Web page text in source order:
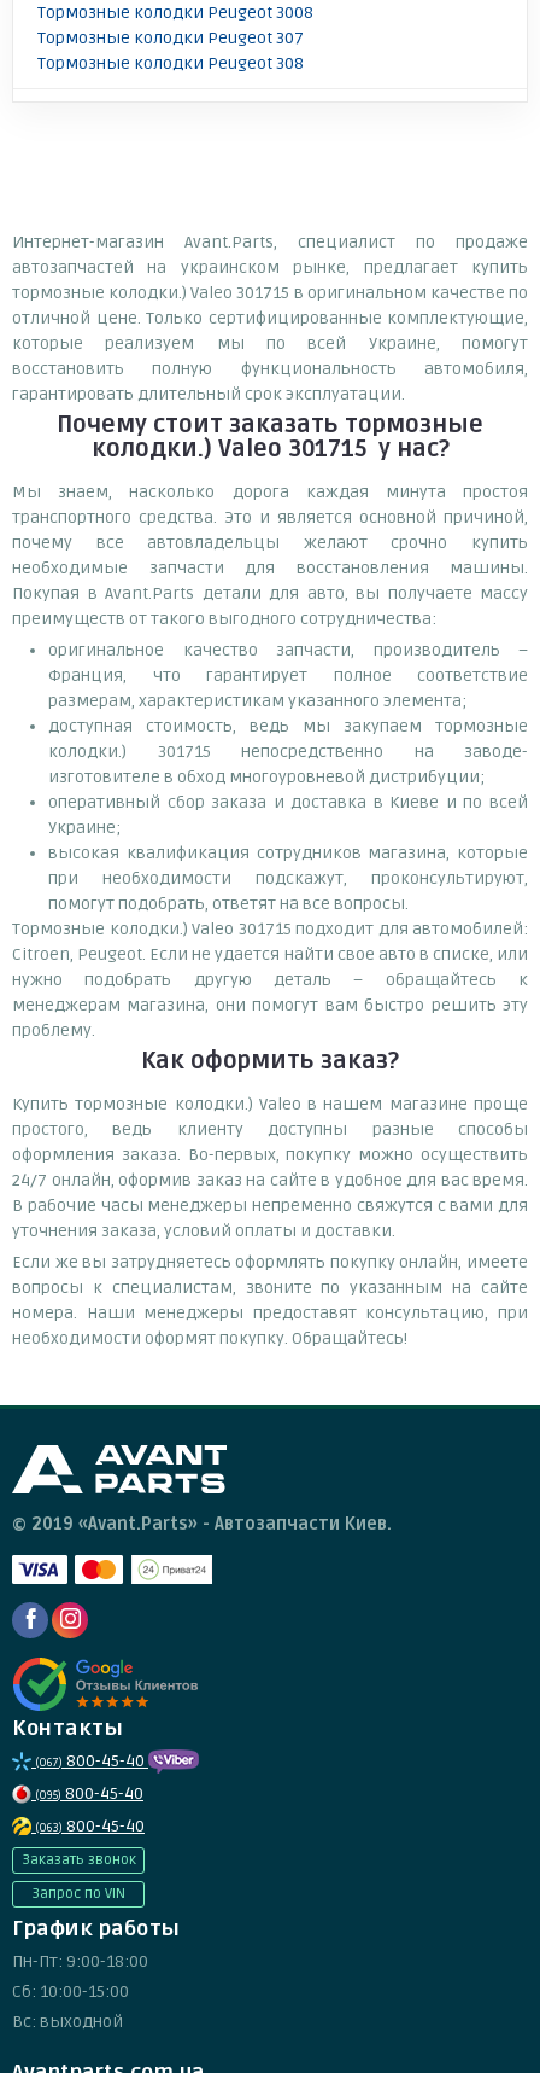
Тормозные колодки Peugeot 3008
Тормозные колодки Peugeot 307
Тормозные колодки Peugeot 308
Интернет-магазин Avant.Parts, специалист по продаже
автозапчастей на украинском рынке, предлагает купить
тормозные колодки.) Valeo 301715 в оригинальном качестве по
отличной цене. Только сертифицированные комплектующие,
которые реализуем мы по всей Украине, помогут
восстановить полную функциональность автомобиля,
гарантировать длительный срок эксплуатации.
Почему стоит заказать тормозные
колодки.) Valeo 301715 у нас?
Мы знаем, насколько дорога каждая минута простоя
транспортного средства. Это и является основной причиной,
почему все автовладельцы желают срочно купить
необходимые запчасти для восстановления машины.
Покупая в Avant.Parts детали для авто, вы получаете массу
преимуществ от такого выгодного сотрудничества:
оригинальное качество запчасти, производитель –
Франция, что гарантирует полное соответствие
размерам, характеристикам указанного элемента;
доступная стоимость, ведь мы закупаем тормозные
колодки.) 301715 непосредственно на заводе-
изготовителе в обход многоуровневой дистрибуции;
оперативный сбор заказа и доставка в Киеве и по всей
Украине;
высокая квалификация сотрудников магазина, которые
при необходимости подскажут, проконсультируют,
помогут подобрать, ответят на все вопросы.
Тормозные колодки.) Valeo 301715 подходит для автомобилей:
Citroen, Peugeot. Если не удается найти свое авто в списке, или
нужно подобрать другую деталь – обращайтесь к
менеджерам магазина, они помогут вам быстро решить эту
проблему.
Как оформить заказ?
Купить тормозные колодки.) Valeo в нашем магазине проще
простого, ведь клиенту доступны разные способы
оформления заказа. Во-первых, покупку можно осуществить
24/7 онлайн, оформив заказ на сайте в удобное для вас время.
В рабочие часы менеджеры непременно свяжутся с вами для
уточнения заказа, условий оплаты и доставки.
Если же вы затрудняетесь оформлять покупку онлайн, имеете
вопросы к специалистам, звоните по указанным на сайте
номера. Наши менеджеры предоставят консультацию, при
необходимости оформят покупку. Обращайтесь!
© 2019 «Avant.Parts» - Автозапчасти Киев.
Контакты
(067) 800-45-40
(095) 800-45-40
(063) 800-45-40
Заказать звонок
Запрос по VIN
График работы
Пн-Пт: 9:00-18:00
Сб: 10:00-15:00
Вс: выходной